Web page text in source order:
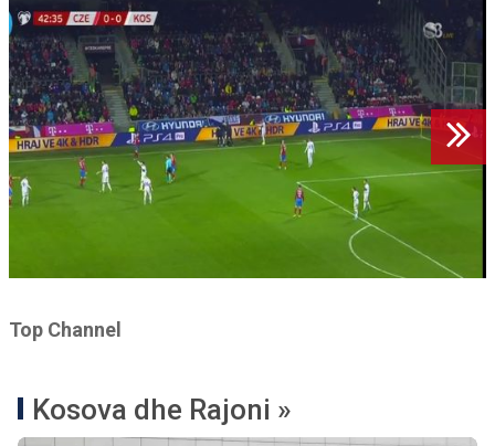
Top Channel
Kosova dhe Rajoni »